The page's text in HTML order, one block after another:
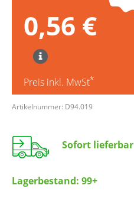
0,56 €
Preis inkl. MwSt*
Artikelnummer: D94.019
Sofort lieferbar
Lagerbestand: 99+